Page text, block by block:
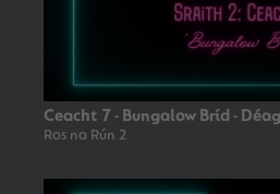
Ceacht 7 - Bungalow Bríd -
Ros na Rún 2